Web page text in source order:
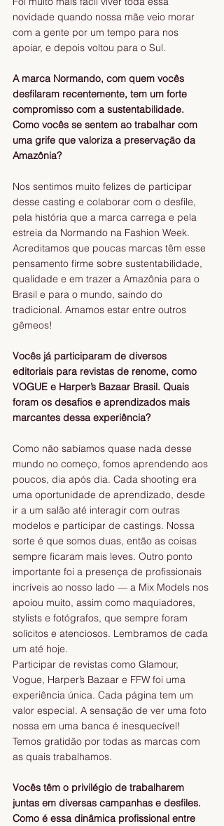
novidade quando nossa mãe veio morar
com a gente por um tempo para nos
apoiar, e depois voltou para o Sul.
A marca Normando, com quem vocês
desfilaram recentemente, tem um forte
compromisso com a sustentabilidade.
Como vocês se sentem ao trabalhar com
uma grife que valoriza a preservação da
Amazônia?
Nos sentimos muito felizes de participar
desse casting e colaborar com o desfile,
pela história que a marca carrega e pela
estreia da Normando na Fashion Week.
Acreditamos que poucas marcas têm esse
pensamento firme sobre sustentabilidade,
qualidade e em trazer a Amazônia para o
Brasil e para o mundo, saindo do
tradicional. Amamos estar entre outros
gêmeos!
Vocês já participaram de diversos
editoriais para revistas de renome, como
VOGUE e Harper’s Bazaar Brasil. Quais
foram os desafios e aprendizados mais
marcantes dessa experiência?
Como não sabíamos quase nada desse
mundo no começo, fomos aprendendo aos
poucos, dia após dia. Cada shooting era
uma oportunidade de aprendizado, desde
ir a um salão até interagir com outras
modelos e participar de castings. Nossa
sorte é que somos duas, então as coisas
sempre ficaram mais leves. Outro ponto
importante foi a presença de profissionais
incríveis ao nosso lado — a Mix Models nos
apoiou muito, assim como maquiadores,
stylists e fotógrafos, que sempre foram
solícitos e atenciosos. Lembramos de cada
um até hoje.
Participar de revistas como Glamour,
Vogue, Harper’s Bazaar e FFW foi uma
experiência única. Cada página tem um
valor especial. A sensação de ver uma foto
nossa em uma banca é inesquecível!
Temos gratidão por todas as marcas com
as quais trabalhamos.
Vocês têm o privilégio de trabalharem
juntas em diversas campanhas e desfiles.
Como é essa dinâmica profissional entre